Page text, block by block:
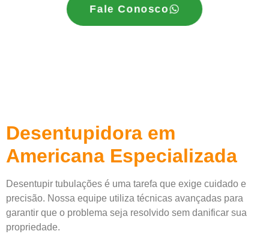
Fale Conosco
Desentupidora em
Americana Especializada
Desentupir tubulações é uma tarefa que exige cuidado e
precisão. Nossa equipe utiliza técnicas avançadas para
garantir que o problema seja resolvido sem danificar sua
propriedade.